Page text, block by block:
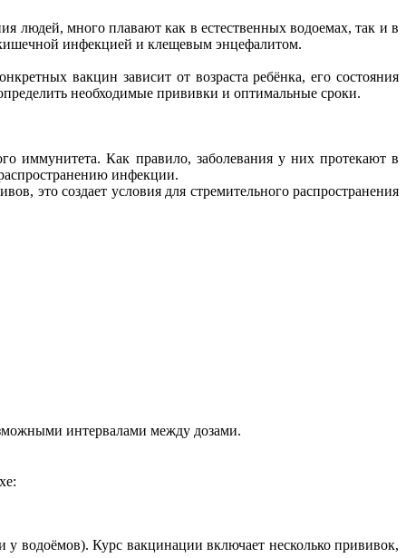
людей, много плавают как в естественных водоемах, так и в
кишечной инфекцией и клещевым энцефалитом.
вакцин зависит от возраста ребёнка, его состояния
необходимые прививки и оптимальные сроки.
иммунитета. Как правило, заболевания у них протекают в
инфекции.
это создает условия для стремительного распространения
интервалами между дозами.
водоёмов). Курс вакцинации включает несколько прививок,